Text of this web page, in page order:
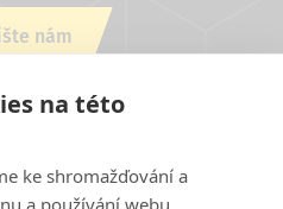
na této
ke shromažďování a
a používání webu,
nám
543 254 554